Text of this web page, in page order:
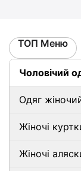
ТОП Меню
Чоловічий
Одяг
Жіночі
Жіночі